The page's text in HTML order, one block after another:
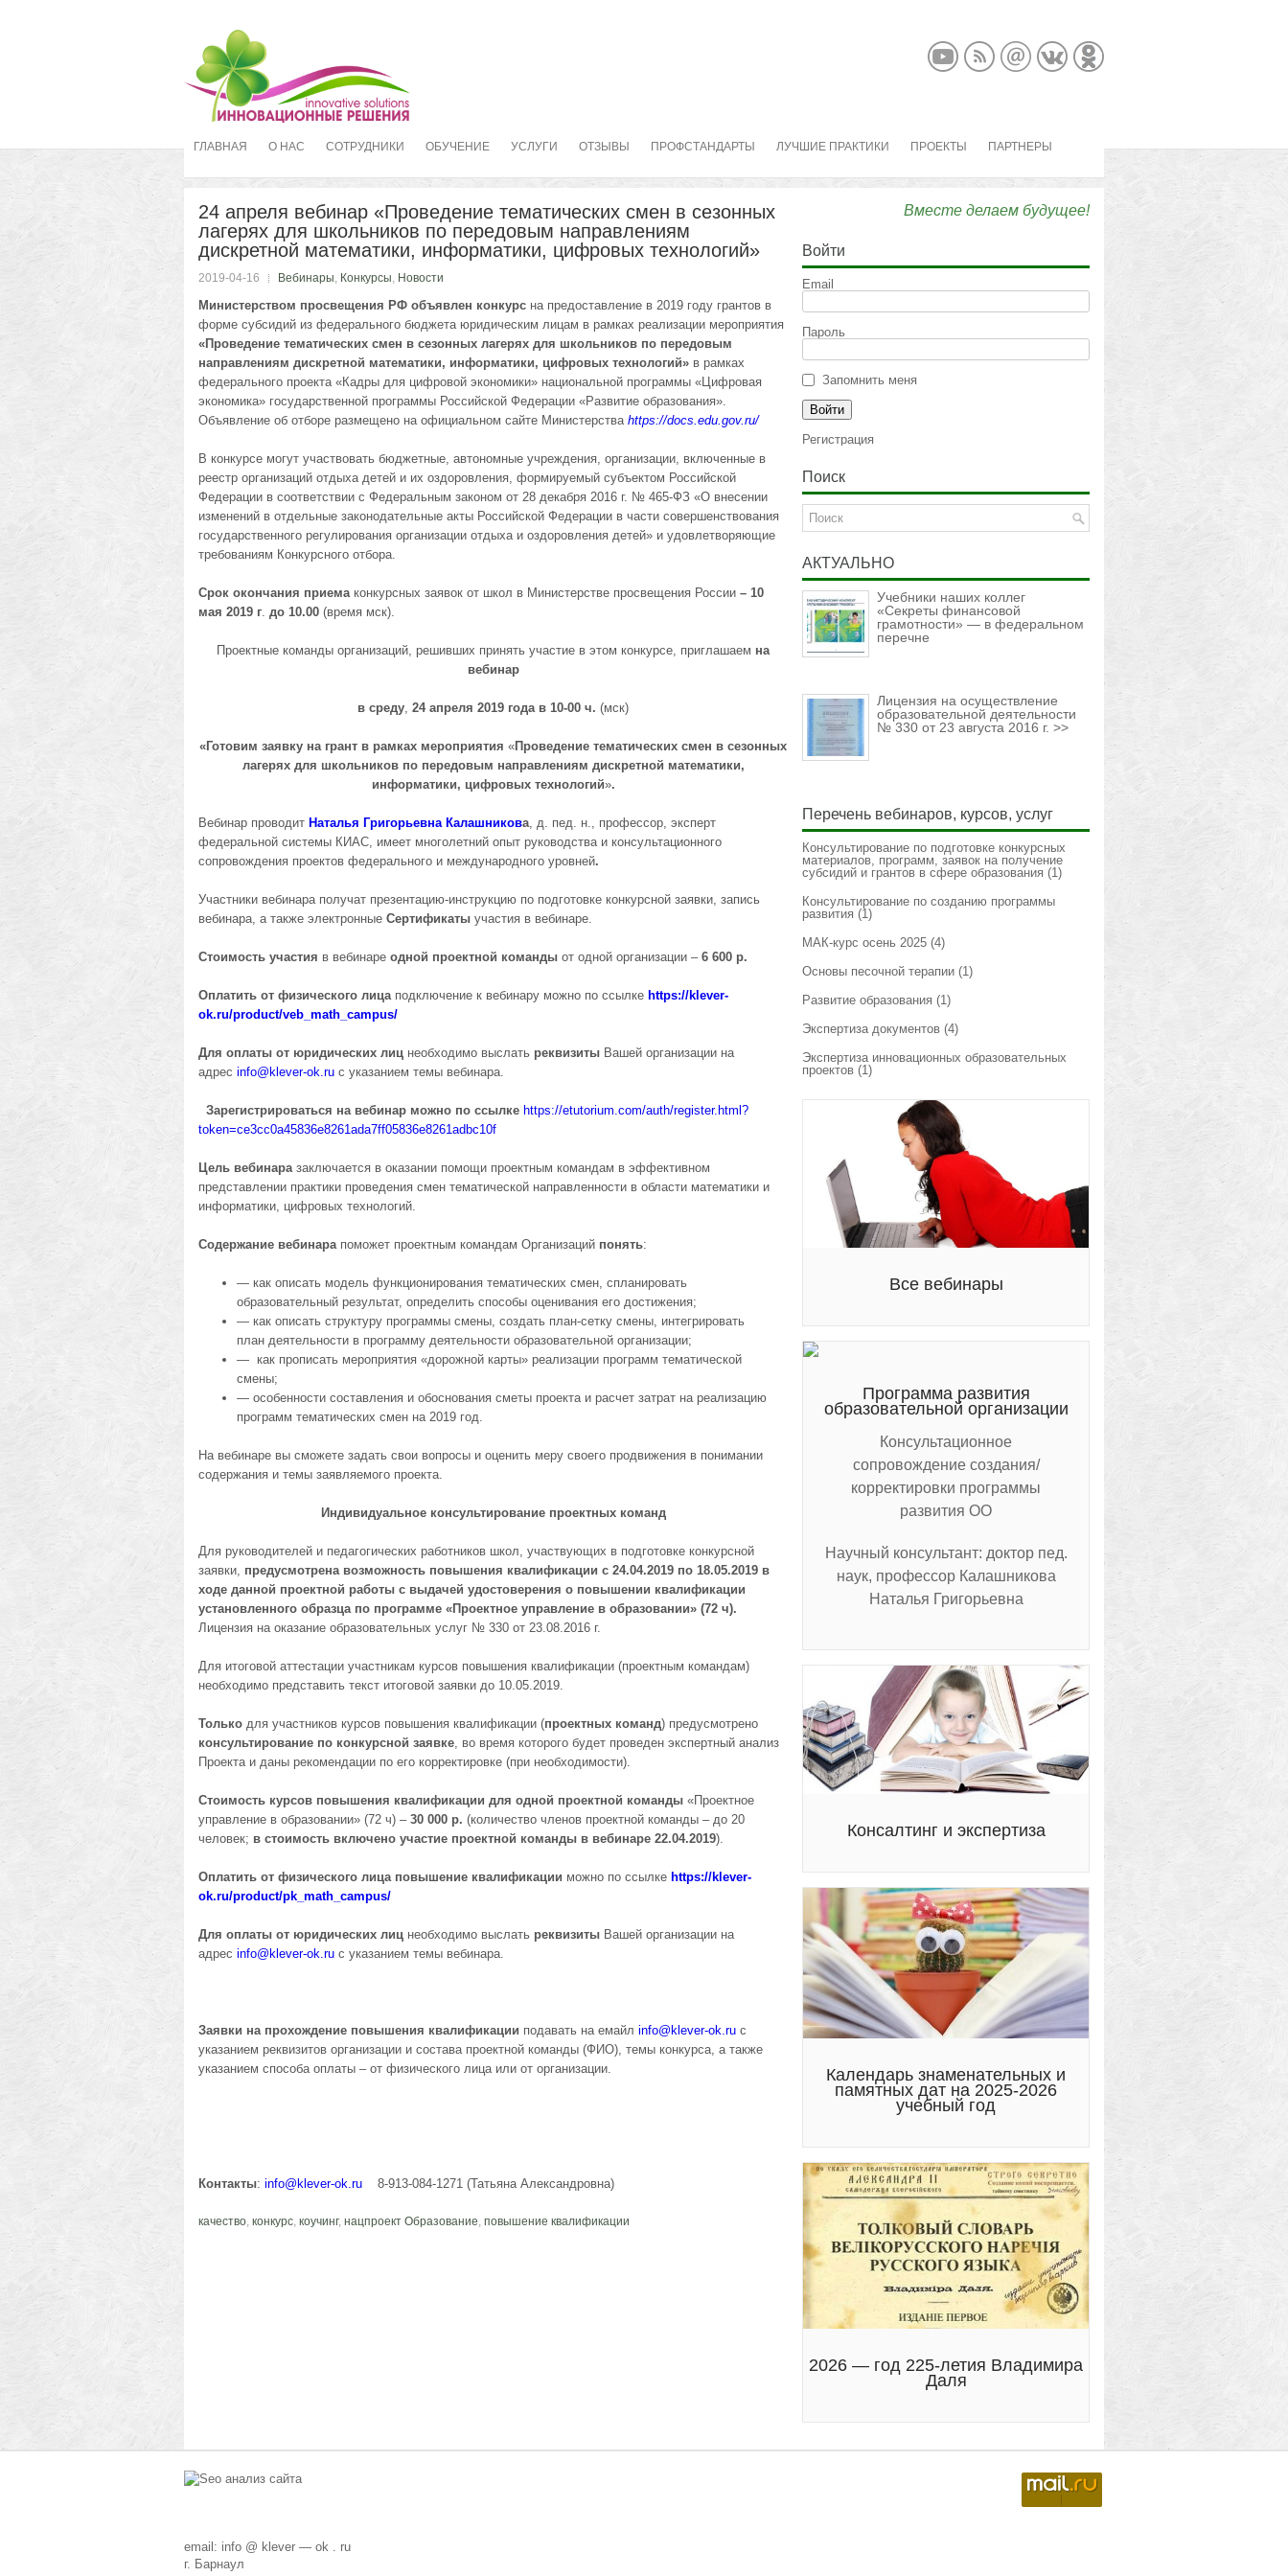
ГЛАВНАЯ О НАС СОТРУДНИКИ ОБУЧЕНИЕ УСЛУГИ ОТЗЫВЫ ПРОФСТАНДАРТЫ ЛУЧШИЕ ПРАКТИКИ ПРОЕКТЫ ПАРТНЕРЫ
24 апреля вебинар «Проведение тематических смен в сезонных
лагерях для школьников по передовым направлениям
дискретной математики, информатики, цифровых технологий»
2019-04-16 Вебинары, Конкурсы, Новости
Министерством просвещения РФ объявлен конкурс на предоставление в 2019 году грантов в
форме субсидий из федерального бюджета юридическим лицам в рамках реализации мероприятия
«Проведение тематических смен в сезонных лагерях для школьников по передовым
направлениям дискретной математики, информатики, цифровых технологий» в рамках
федерального проекта «Кадры для цифровой экономики» национальной программы «Цифровая
экономика» государственной программы Российской Федерации «Развитие образования».
Объявление об отборе размещено на официальном сайте Министерства https://docs.edu.gov.ru/
В конкурсе могут участвовать бюджетные, автономные учреждения, организации, включенные в
реестр организаций отдыха детей и их оздоровления, формируемый субъектом Российской
Федерации в соответствии с Федеральным законом от 28 декабря 2016 г. № 465-ФЗ «О внесении
изменений в отдельные законодательные акты Российской Федерации в части совершенствования
государственного регулирования организации отдыха и оздоровления детей» и удовлетворяющие
требованиям Конкурсного отбора.
Срок окончания приемаконкурсных заявок от школ в Министерстве просвещения России – 10
мая 2019 г. до 10.00 (время мск).
Проектные команды организаций, решивших принять участие в этом конкурсе, приглашаем на
вебинар
в среду, 24 апреля 2019 года в 10-00 ч. (мск)
«Готовим заявку на грант в рамках мероприятия «Проведение тематических смен в сезонных
лагерях для школьников по передовым направлениям дискретной математики,
информатики, цифровых технологий».
Вебинар проводит Наталья Григорьевна Калашникова, д. пед. н., профессор, эксперт
федеральной системы КИАС, имеет многолетний опыт руководства и консультационного
сопровождения проектов федерального и международного уровней.
Участники вебинара получат презентацию-инструкцию по подготовке конкурсной заявки, запись
вебинара, а также электронные Сертификаты участия в вебинаре.
Стоимость участия в вебинаре одной проектной команды от одной организации – 6 600 р.
Оплатить от физического лица подключение к вебинару можно по ссылке https://klever-
ok.ru/product/veb_math_campus/
Для оплаты от юридических лиц необходимо выслать реквизиты Вашей организации на
адрес info@ klever-ok.ru с указанием темы вебинара.
Зарегистрироваться на вебинар можно по ссылке https://etutorium.com/auth/register.html?
token=ce3cc0a45836e8261ada7ff05836e8261adbc10f
Цель вебинара заключается в оказании помощи проектным командам в эффективном
представлении практики проведения смен тематической направленности в области математики и
информатики, цифровых технологий.
Содержание вебинарапоможет проектным командам Организаций понять:
— как описать модель функционирования тематических смен, спланировать
образовательный результат, определить способы оценивания его достижения;
— как описать структуру программы смены, создать план-сетку смены, интегрировать
план деятельности в программу деятельности образовательной организации;
— как прописать мероприятия «дорожной карты» реализации программ тематической
смены;
— особенности составления и обоснования сметы проекта и расчет затрат на реализацию
программ тематических смен на 2019 год.
На вебинаре вы сможете задать свои вопросы и оценить меру своего продвижения в понимании
содержания и темы заявляемого проекта.
Индивидуальное консультирование проектных команд
Для руководителей и педагогических работников школ, участвующих в подготовке конкурсной
заявки, предусмотрена возможность повышения квалификации с 24.04.2019 по 18.05.2019 в
ходе данной проектной работы с выдачей удостоверения о повышении квалификации
установленного образца по программе «Проектное управление в образовании» (72 ч).
Лицензия на оказание образовательных услуг № 330 от 23.08.2016 г.
Для итоговой аттестации участникам курсов повышения квалификации (проектным командам)
необходимо представить текст итоговой заявки до 10.05.2019.
Только для участников курсов повышения квалификации (проектных команд) предусмотрено
консультирование по конкурсной заявке, во время которого будет проведен экспертный анализ
Проекта и даны рекомендации по его корректировке (при необходимости).
Стоимость курсов повышения квалификации для одной проектной команды «Проектное
управление в образовании» (72 ч) – 30 000 р. (количество членов проектной команды – до 20
человек; в стоимость включено участие проектной команды в вебинаре 22.04.2019).
Оплатить от физического лица повышение квалификации можно по ссылке https://klever-
ok.ru/product/pk_math_campus/
Для оплаты от юридических лиц необходимо выслать реквизиты Вашей организации на
адрес info@ klever-ok.ru с указанием темы вебинара.
Заявки на прохождение повышения квалификации подавать на емайл info@ klever-ok.ru с
указанием реквизитов организации и состава проектной команды (ФИО), темы конкурса, а также
указанием способа оплаты – от физического лица или от организации.
Контакты: info@klever-ok.ru 8-913-084-1271 (Татьяна Александровна)
качество, конкурс, коучинг, нацпроект Образование, повышение квалификации
Вместе делаем будущее!
Войти
Email
Пароль
Запомнить меня
Регистрация
Поиск
АКТУАЛЬНО
Учебники наших коллег
«Секреты финансовой
грамотности» — в федеральном
перечне
Лицензия на осуществление
образовательной деятельности
№ 330 от 23 августа 2016 г. >>
Перечень вебинаров, курсов, услуг
Консультирование по подготовке конкурсных
материалов, программ, заявок на получение
субсидий и грантов в сфере образования (1)
Консультирование по созданию программы
развития (1)
МАК-курс осень 2025 (4)
Основы песочной терапии (1)
Развитие образования (1)
Экспертиза документов (4)
Экспертиза инновационных образовательных
проектов (1)
Все вебинары
Программа развития
образовательной организации
Консультационное
сопровождение создания/
корректировки программы
развития ОО
Научный консультант: доктор пед.
наук, профессор Калашникова
Наталья Григорьевна
Консалтинг и экспертиза
Календарь знаменательных и
памятных дат на 2025-2026
учебный год
2026 — год 225-летия Владимира
Даля
email: info @ klever — ok . ru
г. Барнаул